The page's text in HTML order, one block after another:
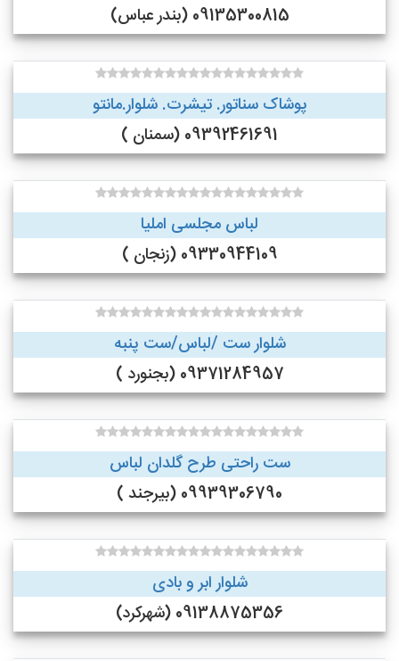
09135300815 (بندر عباس)
پوشاک سناتور. تیشرت. شلوار.مانتو
09392461691 (سمنان )
لباس مجلسی املیا
09330944109 (زنجان )
شلوار ست /لباس/ست پنبه
09371284957 (بجنورد )
ست راحتی طرح گلدان لباس
09939306790 (بیرجند )
شلوار ابر و بادی
09138875356 (شهرکرد)